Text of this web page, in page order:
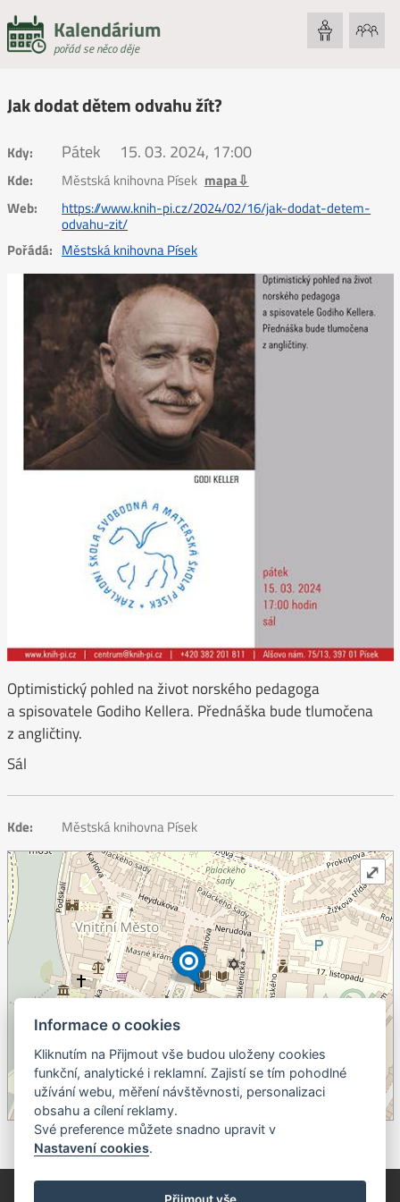
Kalendárium
pořád se něco děje
Jak dodat dětem odvahu žít?
Kdy: Pátek 15. 03. 2024, 17:00
Kde: Městská knihovna Písek mapa⇩
Web:
https://www.knih-pi.cz/2024/02/16/jak-dodat-detem-
odvahu-zit/
Pořádá: Městská knihovna Písek
Optimistický pohled na život norského pedagoga
a spisovatele Godiho Kellera. Přednáška bude tlumočena
z angličtiny.
Sál
Kde: Městská knihovna Písek
©OpenStreetMapcontributors.
⤢
© Píseckem / Kalendárium (Změna programu vyhrazena!)
(Cookies)
Informace o cookies
Kliknutím na Přijmout vše budou uloženy cookies
funkční, analytické i reklamní. Zajistí se tím pohodlné
užívání webu, měření návštěvnosti, personalizaci
obsahu a cílení reklamy.
Své preference můžete snadno upravit v
Nastavení cookies.